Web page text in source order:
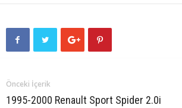
Önceki İçerik
1995-2000 Renault Sport Spider 2.0i